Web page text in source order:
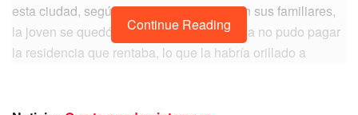
esta ciudad, según los datos que manejan sus familiares,
la joven se quedó sin trabajo, por lo que ya no pudo pagar
la residencia que rentaba, lo que la habría orillado a
Continue Reading